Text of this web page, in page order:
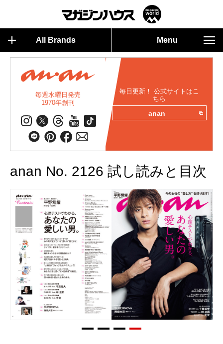
All Brands Menu
毎週水曜日発売
1970年創刊
毎日更新！ 公式サイトはこ
ちら
anan
anan No. 2126 試し読みと目次